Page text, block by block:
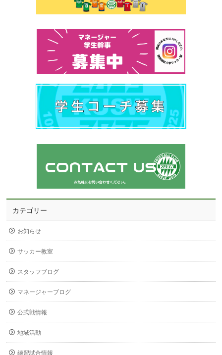
カテゴリー
お知らせ
サッカー教室
スタッフブログ
マネージャーブログ
公式戦情報
地域活動
練習試合情報